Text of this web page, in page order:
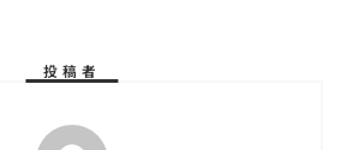
投稿者